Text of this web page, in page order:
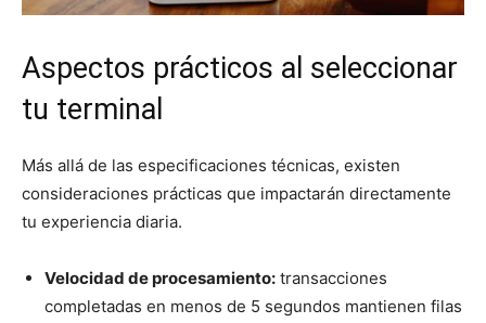
Aspectos prácticos al seleccionar
tu terminal
Más allá de las especificaciones técnicas, existen
consideraciones prácticas que impactarán directamente
tu experiencia diaria.
Velocidad de procesamiento: transacciones
completadas en menos de 5 segundos mantienen filas